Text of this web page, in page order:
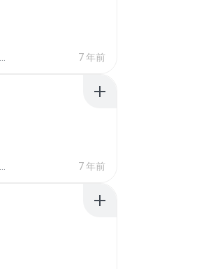
7 年前
7 年前